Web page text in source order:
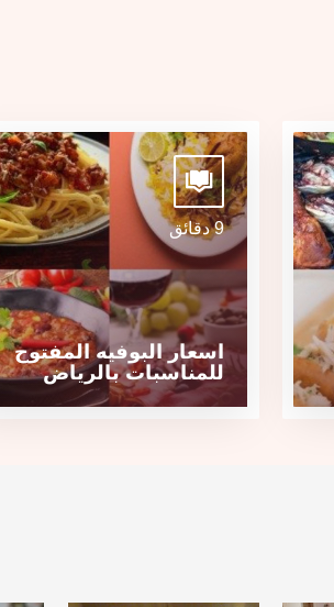
9 دقائق
اسعار البوفيه المفتوح
للمناسبات بالرياض